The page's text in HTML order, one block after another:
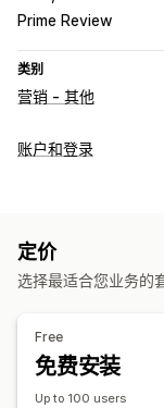
Prime Review
类别
营销 - 其他
账户和登录
定价
选择最适合您业务的
Free
免费安装
Up to 100 users